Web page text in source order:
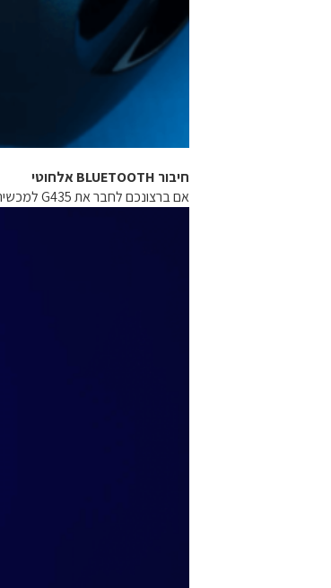
חיבור BLUETOOTH אלחוטי
אם ברצונכם לחבר את G435 למכשיר אחר, אתם עדיין יכולים לשחק במהירות גבוהה עם Bluetooth עם השהיה נמוכה. וכמובן, אתם יכולים גם להאזין למוזיקה ולדבר עם חברים.